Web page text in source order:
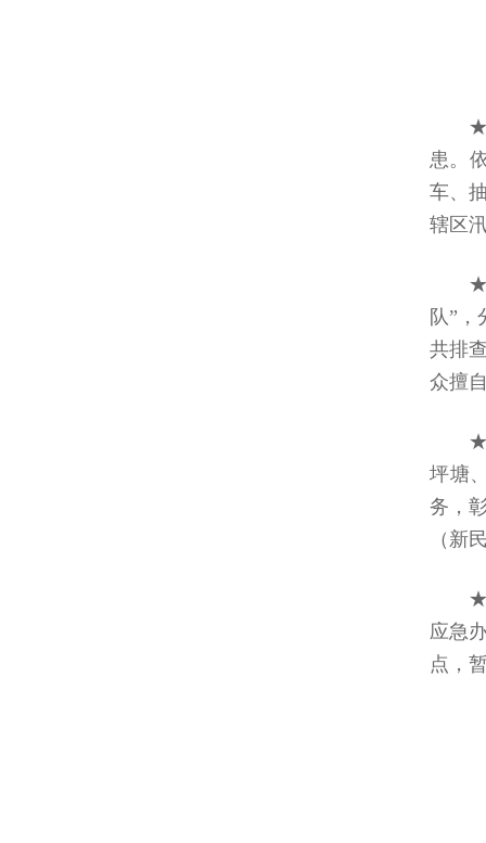
★
患。
车、
辖区
★
队”
共排
众擅
★
坪塘
务，
（新
★
应急
点，